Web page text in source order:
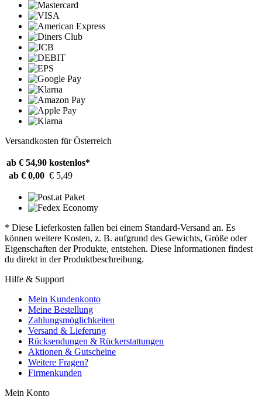
Versandkosten für Österreich
ab € 54,90 kostenlos*
ab € 0,00 € 5,49
* Diese Lieferkosten fallen bei einem Standard-Versand an. Es
können weitere Kosten, z. B. aufgrund des Gewichts, Größe oder
Eigenschaften der Produkte, entstehen. Diese Informationen findest
du direkt in der Produktbeschreibung.
Hilfe & Support
Mein Kundenkonto
Meine Bestellung
Zahlungsmöglichkeiten
Versand & Lieferung
Rücksendungen & Rückerstattungen
Aktionen & Gutscheine
Weitere Fragen?
Firmenkunden
Mein Konto